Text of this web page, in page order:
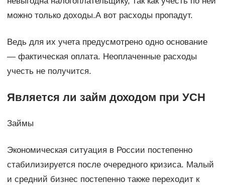
можно только доходы.А вот расходы пропадут.
Ведь для их учета предусмотрено одно основание
— фактическая оплата. Неоплаченные расходы
учесть не получится.
Является ли займ доходом при УСН
Займы
Экономическая ситуация в России постепенно
стабилизируется после очередного кризиса. Малый
и средний бизнес постепенно также переходит к